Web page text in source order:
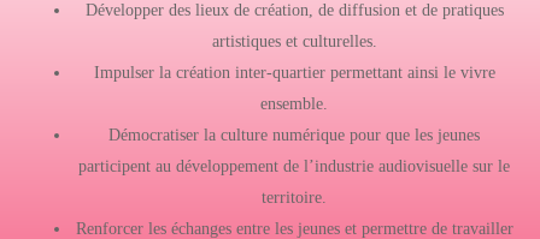
Développer des lieux de création, de diffusion et de pratiques
artistiques et culturelles.
Impulser la création inter-quartier permettant ainsi le vivre
ensemble.
Démocratiser la culture numérique pour que les jeunes
participent au développement de l’industrie audiovisuelle sur le
territoire.
Renforcer les échanges entre les jeunes et permettre de travailler